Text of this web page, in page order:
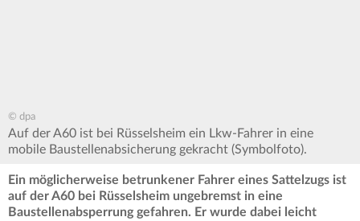
© dpa
Auf der A60 ist bei Rüsselsheim ein Lkw-Fahrer in eine
mobile Baustellenabsicherung gekracht (Symbolfoto).
Ein möglicherweise betrunkener Fahrer eines Sattelzugs ist
auf der A60 bei Rüsselsheim ungebremst in eine
Baustellenabsperrung gefahren. Er wurde dabei leicht